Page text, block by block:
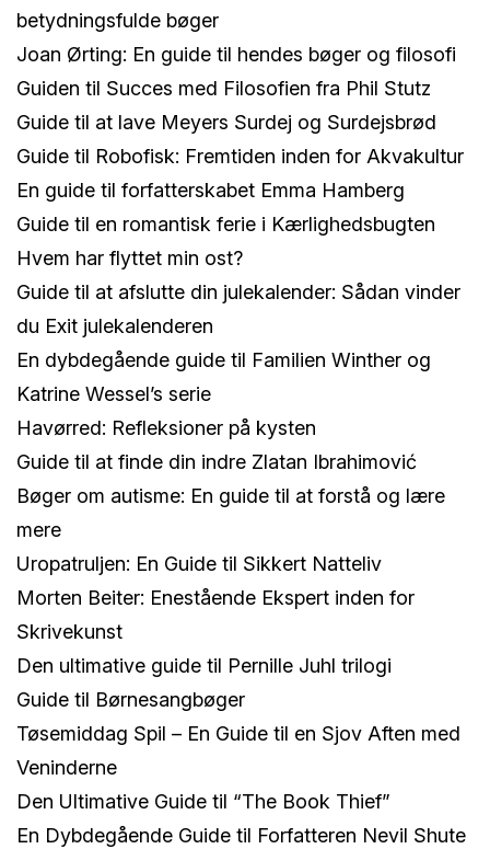
betydningsfulde bøger
Joan Ørting: En guide til hendes bøger og filosofi
Guiden til Succes med Filosofien fra Phil Stutz
Guide til at lave Meyers Surdej og Surdejsbrød
Guide til Robofisk: Fremtiden inden for Akvakultur
En guide til forfatterskabet Emma Hamberg
Guide til en romantisk ferie i Kærlighedsbugten
Hvem har flyttet min ost?
Guide til at afslutte din julekalender: Sådan vinder
du Exit julekalenderen
En dybdegående guide til Familien Winther og
Katrine Wessel’s serie
Havørred: Refleksioner på kysten
Guide til at finde din indre Zlatan Ibrahimović
Bøger om autisme: En guide til at forstå og lære
mere
Uropatruljen: En Guide til Sikkert Natteliv
Morten Beiter: Enestående Ekspert inden for
Skrivekunst
Den ultimative guide til Pernille Juhl trilogi
Guide til Børnesangbøger
Tøsemiddag Spil – En Guide til en Sjov Aften med
Veninderne
Den Ultimative Guide til “The Book Thief”
En Dybdegående Guide til Forfatteren Nevil Shute